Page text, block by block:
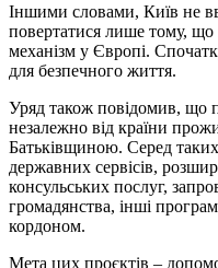
Іншими словами, Київ не
повертатися лише тому,
механізм у Європі.
для безпечного життя.
Уряд також повідомив, що
незалежно від країни
Батьківщиною. Серед
державних сервісів,
консульських послуг,
громадянства, інші
кордоном.
Мета цих проєктів –